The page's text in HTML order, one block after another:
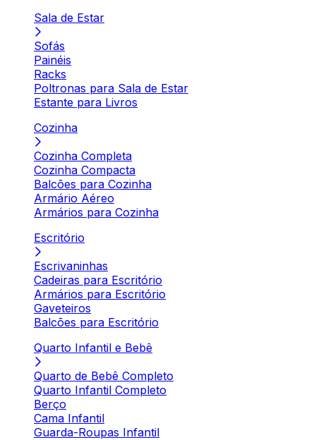
Sala de Estar
Sofás
Painéis
Racks
Poltronas para Sala de Estar
Estante para Livros
Cozinha
Cozinha Completa
Cozinha Compacta
Balcões para Cozinha
Armário Aéreo
Armários para Cozinha
Escritório
Escrivaninhas
Cadeiras para Escritório
Armários para Escritório
Gaveteiros
Balcões para Escritório
Quarto Infantil e Bebê
Quarto de Bebê Completo
Quarto Infantil Completo
Berço
Cama Infantil
Guarda-Roupas Infantil